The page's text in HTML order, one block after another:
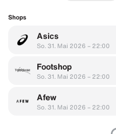
Shops
Asics
So. 31. Mai 2026 – 22:00
Footshop
So. 31. Mai 2026 – 22:00
Afew
So. 31. Mai 2026 – 22:00